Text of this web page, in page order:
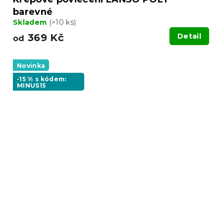
barevné
Skladem (>10 ks)
od 369 Kč Detail
Novinka
-15 % s kódem:
MINUS15